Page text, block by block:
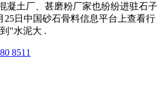
凝土厂、甚磨粉厂家也纷纷进驻石子
25日中国砂石骨料信息平台上查看行
"水泥大 .
8511